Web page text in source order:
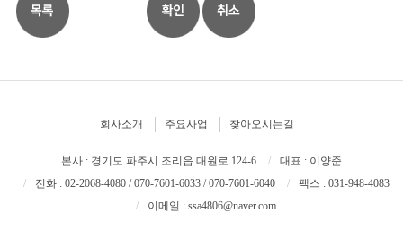
회사소개 주요사업 찾아오시는길
본사 : 경기도 파주시 조리읍 대원로 124-6
대표 : 이양준
전화 : 02-2068-4080 / 070-7601-6033 / 070-7601-6040
팩스 : 031-948-4083
이메일 : ssa4806@naver.com